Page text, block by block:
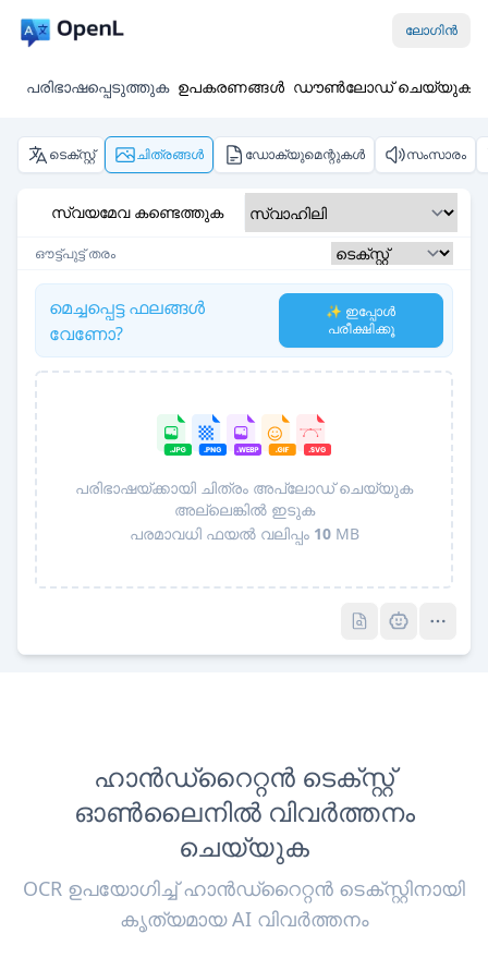
ലോഗിൻ
പരിഭാഷപ്പെടുത്തുക ഉപകരണങ്ങൾ ഡൗൺലോഡ് ചെയ്യുക
ടെക്സ്റ്റ് ചിത്രങ്ങൾ ഡോക്യുമെന്റുകൾ സംസാരം
സ്വയമേവ കണ്ടെത്തുക
ഔട്ട്‌പുട്ട് തരം
മെച്ചപ്പെട്ട ഫലങ്ങൾ
വേണോ?
✨ ഇപ്പോൾ
പരീക്ഷിക്കൂ
പരിഭാഷയ്ക്കായി ചിത്രം അപ്‌ലോഡ് ചെയ്യുക
അല്ലെങ്കിൽ ഇടുക
പരമാവധി ഫയൽ വലിപ്പം 10MB
ഹാൻഡ്‌റൈറ്റൻ ടെക്സ്റ്റ്
ഓൺലൈനിൽ വിവർത്തനം
ചെയ്യുക
OCR ഉപയോഗിച്ച് ഹാൻഡ്‌റൈറ്റൻ ടെക്സ്റ്റിനായി
കൃത്യമായ AI വിവർത്തനം